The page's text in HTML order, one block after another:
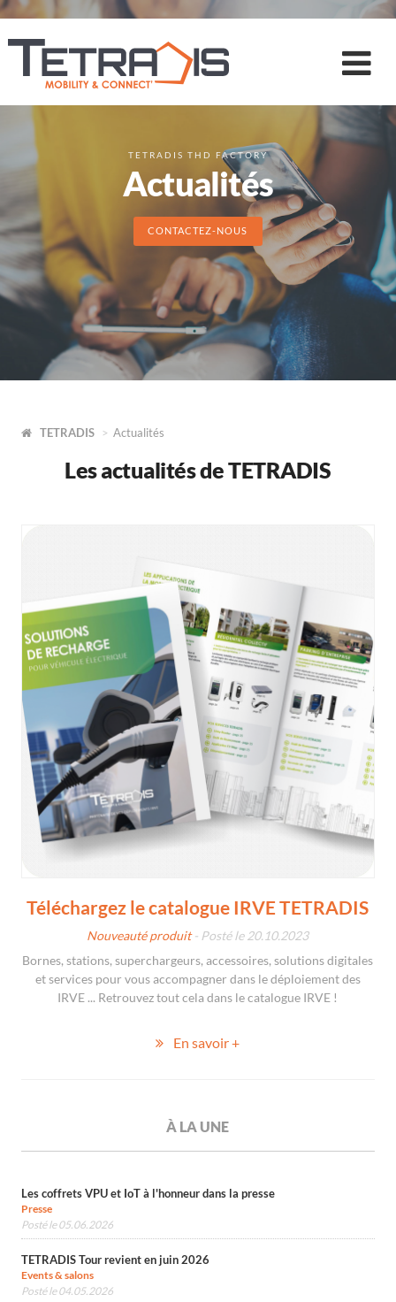
TETRADIS THD FACTORY
Actualités
CONTACTEZ-NOUS
TETRADIS Actualités
Les actualités de TETRADIS
Téléchargez le catalogue IRVE TETRADIS
Nouveauté produit- Posté le 20.10.2023
Bornes, stations, superchargeurs, accessoires, solutions digitales
et services pour vous accompagner dans le déploiement des
IRVE ... Retrouvez tout cela dans le catalogue IRVE !
En savoir +
À LA UNE
Les coffrets VPU et IoT à l'honneur dans la presse
Presse
Posté le 05.06.2026
TETRADIS Tour revient en juin 2026
Events & salons
Posté le 04.05.2026